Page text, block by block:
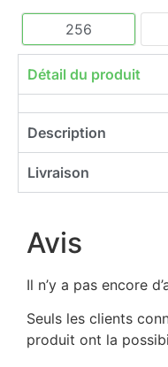
256
Détail du produit
Description
Livraison
Avis
Il n’y a pas encore
Seuls les clients
produit ont la